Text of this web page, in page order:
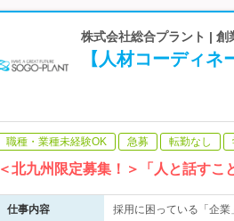
株式会社総合プラント |
【人材コーディ
職種・業種未経験OK 急募 転勤なし
＜北九州限定募集！＞「人と話す
仕事内容 採用に困っている「企業